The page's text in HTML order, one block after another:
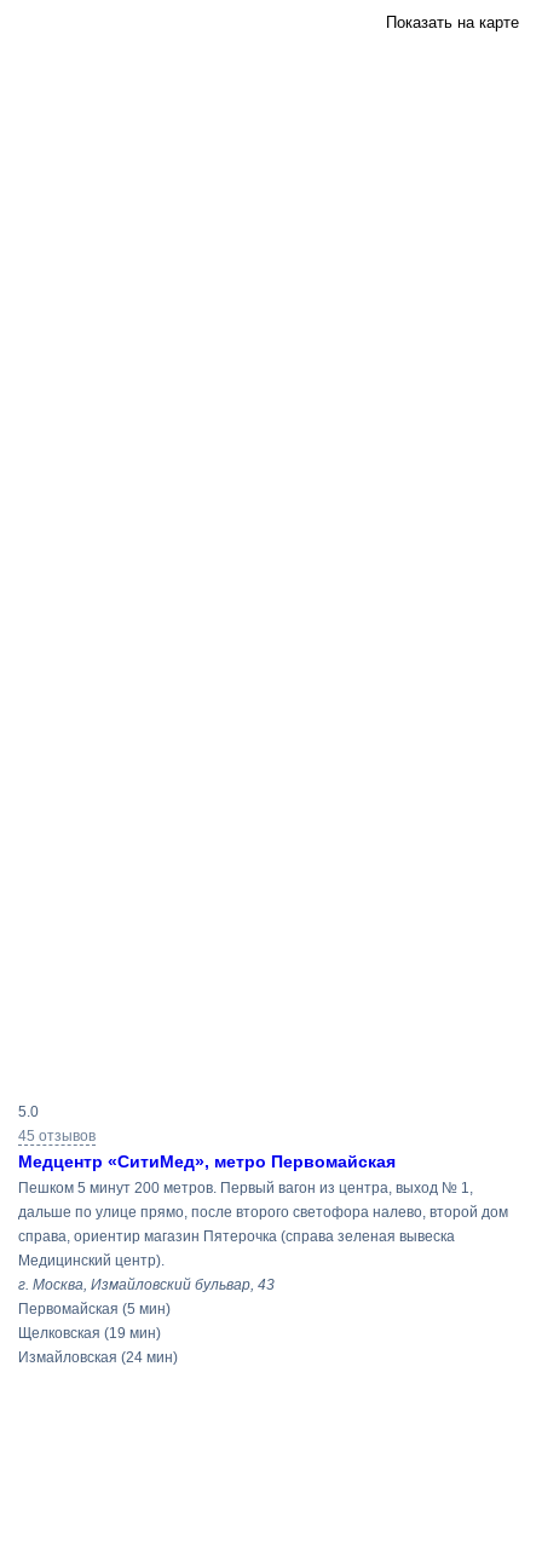
Показать на карте
поиска
5.0
45 отзывов
Медцентр «СитиМед», метро Первомайская
Пешком 5 минут 200 метров. Первый вагон из центра, выход № 1,
дальше по улице прямо, после второго светофора налево, второй дом
справа, ориентир магазин Пятерочка (справа зеленая вывеска
Медицинский центр).
г. Москва, Измайловский бульвар, 43
Первомайская (5 мин)
Щелковская (19 мин)
Измайловская (24 мин)